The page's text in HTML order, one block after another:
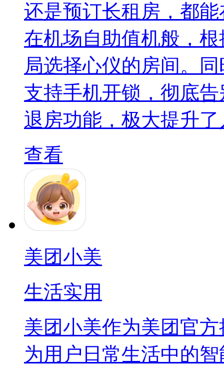
还是预订长租房，都
在机场自助值机般，
局选择心仪的房间。
支持手机开锁，彻底
退房功能，极大提升
查看
美团小美
生活实用
美团小美作为美团官
为用户日常生活中的